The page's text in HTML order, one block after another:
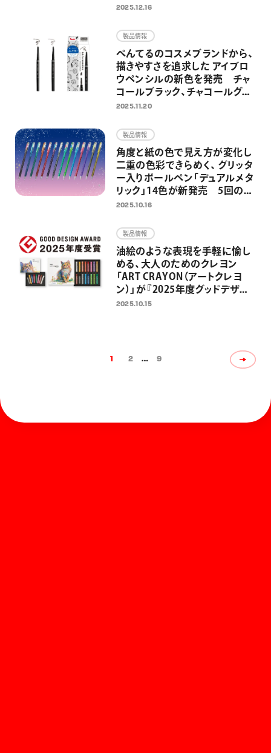
製の替芯ケースとホルダー式消
～
2025.12.16
製品情報
ぺんてるのコスメブランドから、
描きやすさを追求した アイブロ
ウペンシルの新色を発売 チャ
コールブラック、チャコールグレ
ーの2色を追加し、全5色展開に
2025.11.20
製品情報
角度と紙の色で見え方が変化し
二重の色彩できらめく、 グリッタ
ー入りボールペン「デュアルメタ
リック」14色が新発売 5回の限
定発売を経て、待望の定番化 ノ
グリッターインキが華やかに彩
る
2025.10.16
製品情報
油絵のような表現を手軽に愉し
める、大人のためのクレヨン
「ART CRAYON（アートクレヨ
ン）」が『2025年度グッドデザイ
ン賞』を受賞
2025.10.15
1 2 … 9